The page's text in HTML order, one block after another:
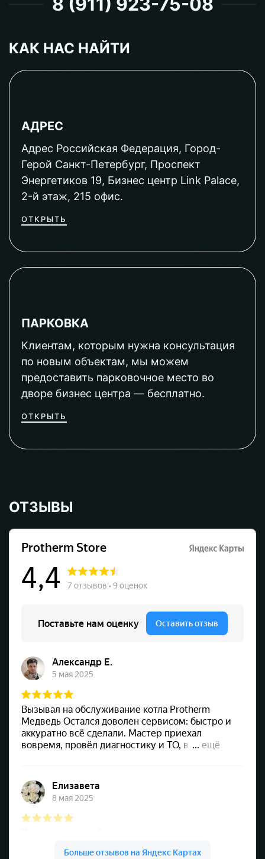
КАК НАС НАЙТИ
АДРЕС
Адрес Российская Федерация, Город-
Герой Санкт-Петербург, Проспект
Энергетиков 19, Бизнес центр Link Palace,
2-й этаж, 215 офис.
ОТКРЫТЬ
ПАРКОВКА
Клиентам, которым нужна консультация
по новым объектам, мы можем
предоставить парковочное место во
дворе бизнес центра — бесплатно.
ОТКРЫТЬ
ОТЗЫВЫ